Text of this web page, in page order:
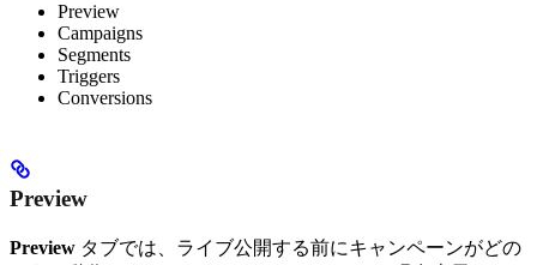
Preview
Campaigns
Segments
Triggers
Conversions
Preview
Preview タブでは、ライブ公開する前にキャンペーンがどの